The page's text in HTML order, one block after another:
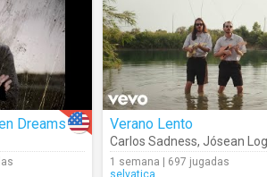
Dreams Verano Lento
Carlos Sadness, Jósean Log
1 semana | 697 jugadas
selvatica